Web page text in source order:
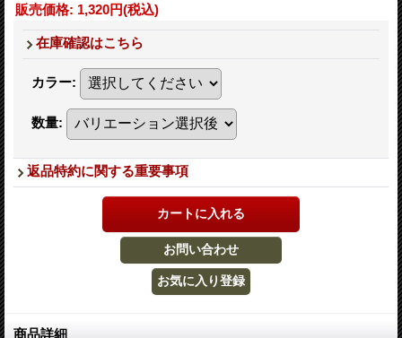
販売価格: 1,320円(税込)
在庫確認はこちら
カラー:
数量:
返品特約に関する重要事項
商品詳細